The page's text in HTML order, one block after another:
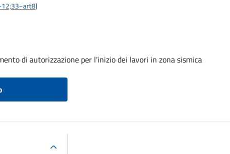
12;33~art8)
di autorizzazione per l'inizio dei lavori in zona sismica